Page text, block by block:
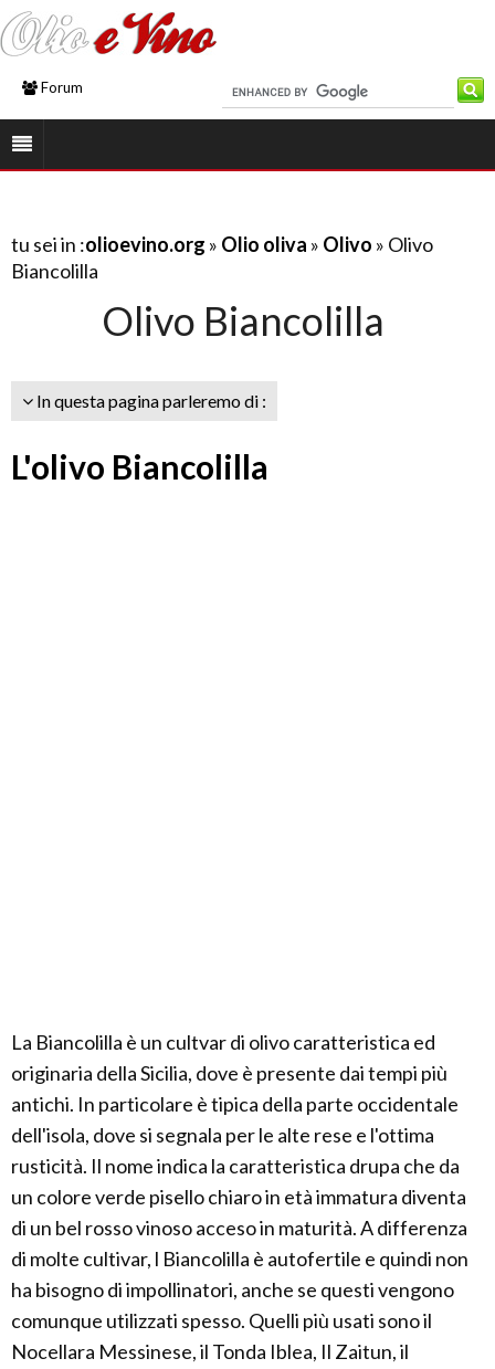
Forum
tu sei in :olioevino.org » Olio oliva » Olivo » Olivo
Biancolilla
Olivo Biancolilla
In questa pagina parleremo di :
L'olivo Biancolilla
La Biancolilla è un cultvar di olivo caratteristica ed
originaria della Sicilia, dove è presente dai tempi più
antichi. In particolare è tipica della parte occidentale
dell'isola, dove si segnala per le alte rese e l'ottima
rusticità. Il nome indica la caratteristica drupa che da
un colore verde pisello chiaro in età immatura diventa
di un bel rosso vinoso acceso in maturità. A differenza
di molte cultivar, l Biancolilla è autofertile e quindi non
ha bisogno di impollinatori, anche se questi vengono
comunque utilizzati spesso. Quelli più usati sono il
Nocellara Messinese, il Tonda Iblea, Il Zaitun, il